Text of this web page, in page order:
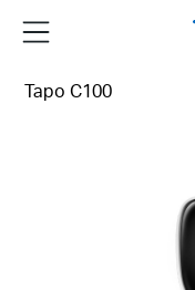
Menu
Tapo C100